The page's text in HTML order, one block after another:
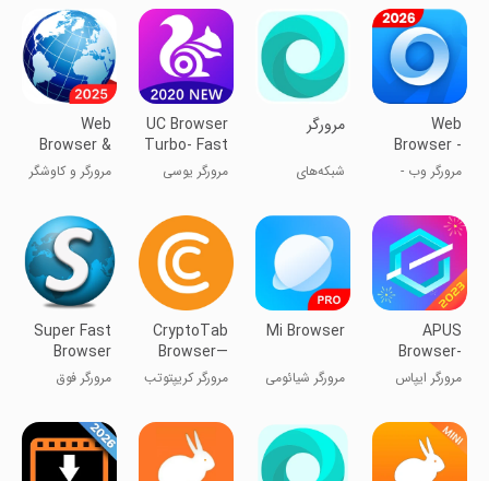
Web
Browser -
Fast &
Private
مرورگر وب -
خصوصی
مرورگر
شبکه‌های
UC Browser
Turbo- Fast
Download,
Secure, Ad
مرورگر یوسی
Web
Browser &
Explorer
مرورگر و کاوشگر
APUS
Browser-
Private &
Fast
مرورگر ایپاس
Mi Browser
مرورگر شیائومی
CryptoTab
Browser—
world's
first mining
مرورگر کریپتوتب
Super Fast
Browser
مرورگر فوق